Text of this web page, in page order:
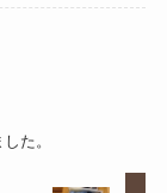
た。